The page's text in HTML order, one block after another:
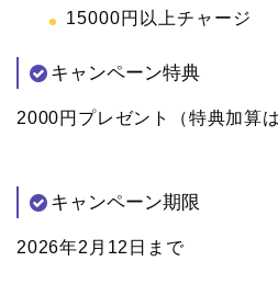
15000円以上チャージ
キャンペーン特典
2000円プレゼント（特典加算
キャンペーン期限
2026年2月12日まで